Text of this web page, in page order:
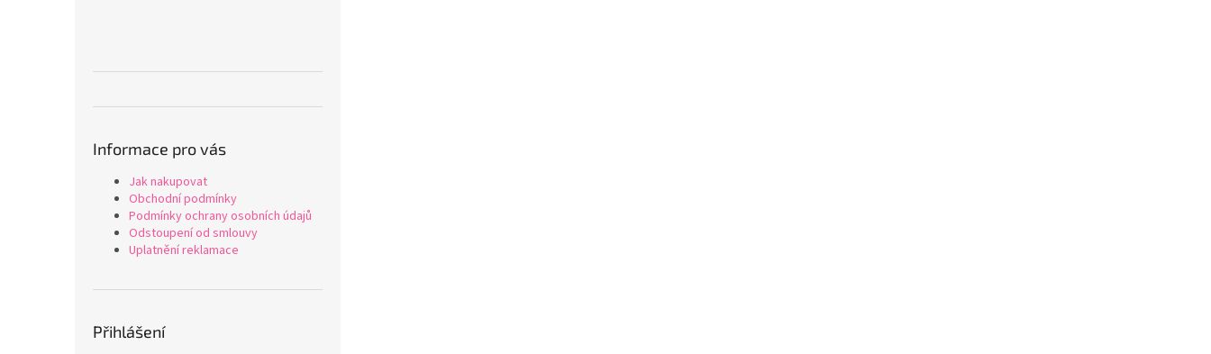
Informace pro vás
Jak nakupovat
Obchodní podmínky
Podmínky ochrany osobních údajů
Odstoupení od smlouvy
Uplatnění reklamace
Přihlášení